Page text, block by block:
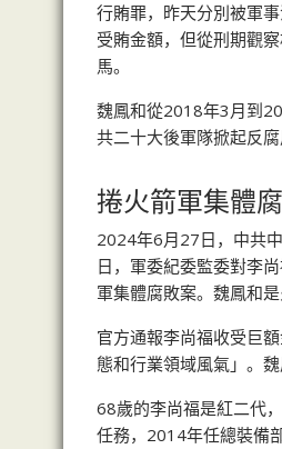
行賄罪，昨天分別被軍
受賄金額，但從刑期觀
馬。
魏鳳和從2018年3月到
共二十大後軍隊掀起反
捲火箭軍集體
2024年6月27日，中共
日，軍委紀委監委對李
軍集體腐敗案。魏鳳和
官方通報李尚福收受巨
態和行業領域風氣」。
68歲的李尚福是紅二代
任務，2014年任總裝備